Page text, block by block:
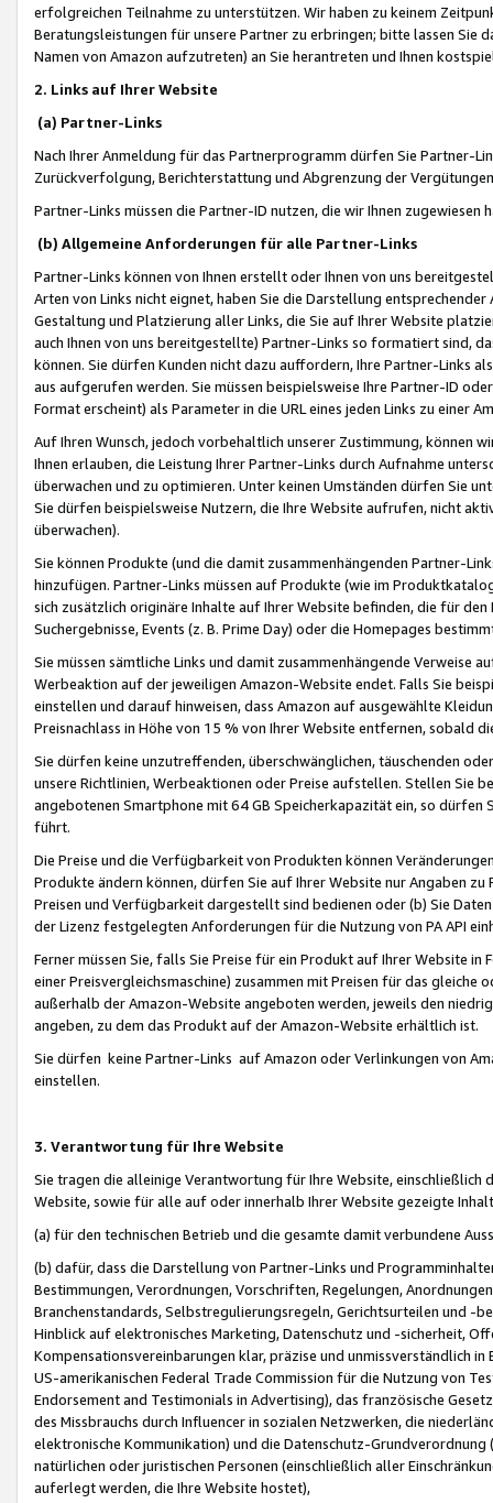
erfolgreichen Teilnahme zu unterstützen. Wir haben zu keinem
Beratungsleistungen für unsere Partner zu erbringen; bitte lassen Sie
Namen von Amazon aufzutreten) an Sie herantreten und Ihnen
2. Links auf Ihrer Website
(a) Partner-Links
Nach Ihrer Anmeldung für das Partnerprogramm dürfen Sie Partner-
Zurückverfolgung, Berichterstattung und Abgrenzung der
Partner-Links müssen die Partner-ID nutzen, die wir Ihnen zugewiesen
(b) Allgemeine Anforderungen für alle Partner-Links
Partner-Links können von Ihnen erstellt oder Ihnen von uns
Arten von Links nicht eignet, haben Sie die Darstellung
Gestaltung und Platzierung aller Links, die Sie auf Ihrer Website
auch Ihnen von uns bereitgestellte) Partner-Links so formatiert sind,
können. Sie dürfen Kunden nicht dazu auffordern, Ihre Partner-Links
aus aufgerufen werden. Sie müssen beispielsweise Ihre Partner-ID
Format erscheint) als Parameter in die URL eines jeden Links zu einer
Auf Ihren Wunsch, jedoch vorbehaltlich unserer Zustimmung, können
Ihnen erlauben, die Leistung Ihrer Partner-Links durch Aufnahme
überwachen und zu optimieren. Unter keinen Umständen dürfen Sie
Sie dürfen beispielsweise Nutzern, die Ihre Website aufrufen, nicht
überwachen).
Sie können Produkte (und die damit zusammenhängenden Partner-
hinzufügen. Partner-Links müssen auf Produkte (wie im
sich zusätzlich originäre Inhalte auf Ihrer Website befinden, die für
Suchergebnisse, Events (z. B. Prime Day) oder die Homepages
Sie müssen sämtliche Links und damit zusammenhängende
Werbeaktion auf der jeweiligen Amazon-Website endet. Falls Sie
einstellen und darauf hinweisen, dass Amazon auf ausgewählte
Preisnachlass in Höhe von 15 % von Ihrer Website entfernen, sobald
Sie dürfen keine unzutreffenden, überschwänglichen, täuschenden
unsere Richtlinien, Werbeaktionen oder Preise aufstellen. Stellen Sie
angebotenen Smartphone mit 64 GB Speicherkapazität ein, so dürfen
führt.
Die Preise und die Verfügbarkeit von Produkten können
Produkte ändern können, dürfen Sie auf Ihrer Website nur Angaben
Preisen und Verfügbarkeit dargestellt sind bedienen oder (b) Sie
der Lizenz festgelegten Anforderungen für die Nutzung von PA API
Ferner müssen Sie, falls Sie Preise für ein Produkt auf Ihrer Website
einer Preisvergleichsmaschine) zusammen mit Preisen für das
außerhalb der Amazon-Website angeboten werden, jeweils den
angeben, zu dem das Produkt auf der Amazon-Website erhältlich ist.
Sie dürfen keine Partner-Links auf Amazon oder Verlinkungen von
einstellen.
3. Verantwortung für Ihre Website
Sie tragen die alleinige Verantwortung für Ihre Website,
Website, sowie für alle auf oder innerhalb Ihrer Website gezeigte
(a) für den technischen Betrieb und die gesamte damit verbundene
(b) dafür, dass die Darstellung von Partner-Links und
Bestimmungen, Verordnungen, Vorschriften, Regelungen,
Branchenstandards, Selbstregulierungsregeln, Gerichtsurteilen und -
Hinblick auf elektronisches Marketing, Datenschutz und -sicherheit,
Kompensationsvereinbarungen klar, präzise und unmissverständlich
US-amerikanischen Federal Trade Commission für die Nutzung von
Endorsement and Testimonials in Advertising), das französische
des Missbrauchs durch Influencer in sozialen Netzwerken, die
elektronische Kommunikation) und die Datenschutz-
natürlichen oder juristischen Personen (einschließlich aller
auferlegt werden, die Ihre Website hostet),